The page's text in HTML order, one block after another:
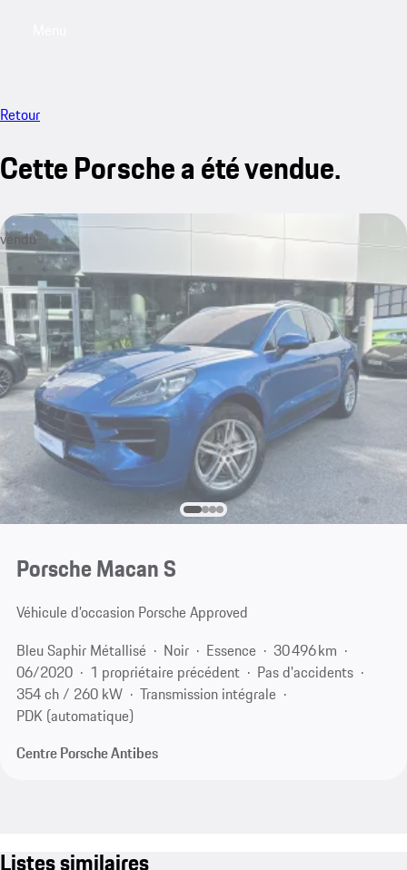
Retour
Cette Porsche a été vendue.
vendu
Porsche Macan S
Véhicule d’occasion Porsche Approved
Bleu Saphir Métallisé
Noir Essence
30 496 km
06/2020
1 propriétaire précédent
Pas d'accidents
354 ch / 260 kW
Transmission intégrale
PDK (automatique)
Centre Porsche Antibes
Listes similaires